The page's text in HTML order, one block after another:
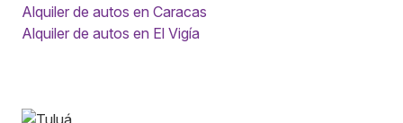
Alquiler de autos en Caracas
Alquiler de autos en El Vigía